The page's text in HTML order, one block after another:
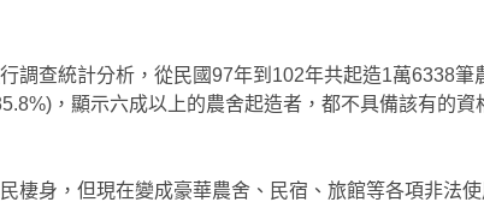
調查統計分析，從民國97年到102年共起造1萬6338
，顯示六成以上的農舍起造者，都不具備該有的資
棲身，但現在變成豪華農舍、民宿、旅館等各項非法